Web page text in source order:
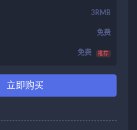
3RMB
免费
免费 推荐
立即购买